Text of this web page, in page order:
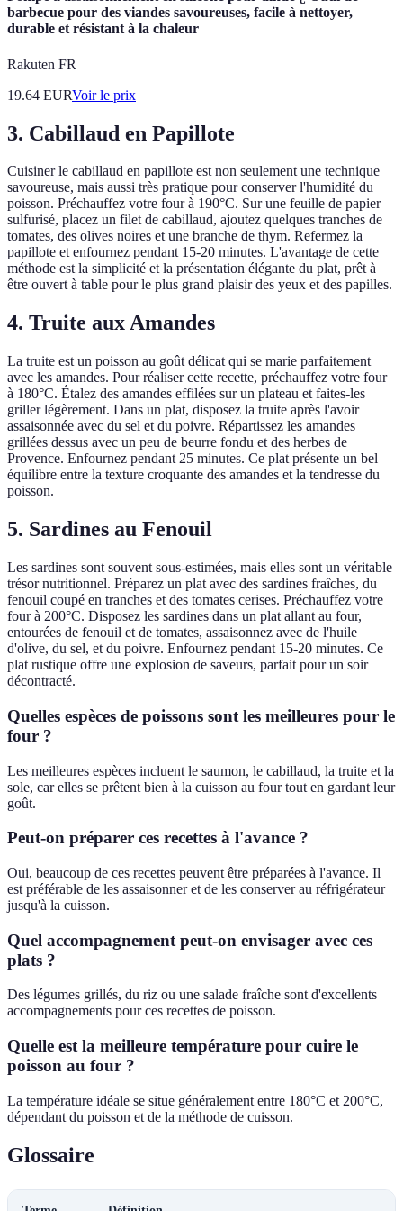
barbecue pour des viandes savoureuses, facile à nettoyer,
durable et résistant à la chaleur
Rakuten FR
19.64 EURVoir le prix
3. Cabillaud en Papillote
Cuisiner le cabillaud en papillote est non seulement une technique
savoureuse, mais aussi très pratique pour conserver l'humidité du
poisson. Préchauffez votre four à 190°C. Sur une feuille de papier
sulfurisé, placez un filet de cabillaud, ajoutez quelques tranches de
tomates, des olives noires et une branche de thym. Refermez la
papillote et enfournez pendant 15-20 minutes. L'avantage de cette
méthode est la simplicité et la présentation élégante du plat, prêt à
être ouvert à table pour le plus grand plaisir des yeux et des papilles.
4. Truite aux Amandes
La truite est un poisson au goût délicat qui se marie parfaitement
avec les amandes. Pour réaliser cette recette, préchauffez votre four
à 180°C. Étalez des amandes effilées sur un plateau et faites-les
griller légèrement. Dans un plat, disposez la truite après l'avoir
assaisonnée avec du sel et du poivre. Répartissez les amandes
grillées dessus avec un peu de beurre fondu et des herbes de
Provence. Enfournez pendant 25 minutes. Ce plat présente un bel
équilibre entre la texture croquante des amandes et la tendresse du
poisson.
5. Sardines au Fenouil
Les sardines sont souvent sous-estimées, mais elles sont un véritable
trésor nutritionnel. Préparez un plat avec des sardines fraîches, du
fenouil coupé en tranches et des tomates cerises. Préchauffez votre
four à 200°C. Disposez les sardines dans un plat allant au four,
entourées de fenouil et de tomates, assaisonnez avec de l'huile
d'olive, du sel, et du poivre. Enfournez pendant 15-20 minutes. Ce
plat rustique offre une explosion de saveurs, parfait pour un soir
décontracté.
Quelles espèces de poissons sont les meilleures pour le
four ?
Les meilleures espèces incluent le saumon, le cabillaud, la truite et la
sole, car elles se prêtent bien à la cuisson au four tout en gardant leur
goût.
Peut-on préparer ces recettes à l'avance ?
Oui, beaucoup de ces recettes peuvent être préparées à l'avance. Il
est préférable de les assaisonner et de les conserver au réfrigérateur
jusqu'à la cuisson.
Quel accompagnement peut-on envisager avec ces
plats ?
Des légumes grillés, du riz ou une salade fraîche sont d'excellents
accompagnements pour ces recettes de poisson.
Quelle est la meilleure température pour cuire le
poisson au four ?
La température idéale se situe généralement entre 180°C et 200°C,
dépendant du poisson et de la méthode de cuisson.
Glossaire